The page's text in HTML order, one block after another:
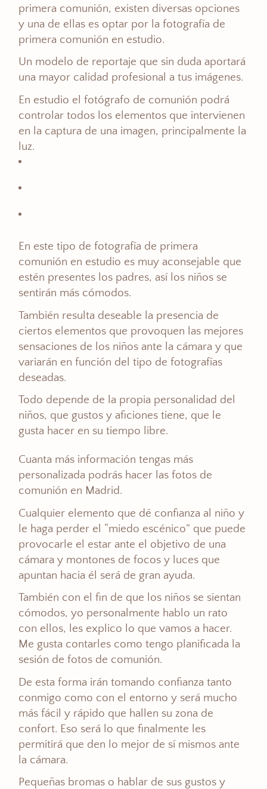
primera comunión, existen diversas opciones
y una de ellas es optar por la fotografía de
primera comunión en estudio.
Un modelo de reportaje que sin duda aportará
una mayor calidad profesional a tus imágenes.
En estudio el fotógrafo de comunión podrá
controlar todos los elementos que intervienen
en la captura de una imagen, principalmente la
luz.
En este tipo de fotografía de primera
comunión en estudio es muy aconsejable que
estén presentes los padres, así los niños se
sentirán más cómodos.
También resulta deseable la presencia de
ciertos elementos que provoquen las mejores
sensaciones de los niños ante la cámara y que
variarán en función del tipo de fotografías
deseadas.
Todo depende de la propia personalidad del
niños, que gustos y aficiones tiene, que le
gusta hacer en su tiempo libre.
Cuanta más información tengas más
personalizada podrás hacer las fotos de
comunión en Madrid.
Cualquier elemento que dé confianza al niño y
le haga perder el “miedo escénico” que puede
provocarle el estar ante el objetivo de una
cámara y montones de focos y luces que
apuntan hacia él será de gran ayuda.
También con el fin de que los niños se sientan
cómodos, yo personalmente hablo un rato
con ellos, les explico lo que vamos a hacer.
Me gusta contarles como tengo planificada la
sesión de fotos de comunión.
De esta forma irán tomando confianza tanto
conmigo como con el entorno y será mucho
más fácil y rápido que hallen su zona de
confort. Eso será lo que finalmente les
permitirá que den lo mejor de sí mismos ante
la cámara.
Pequeñas bromas o hablar de sus gustos y